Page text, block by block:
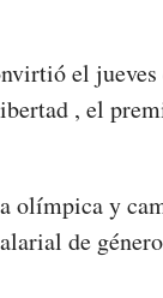
el jueves
, el
olímpica y
de